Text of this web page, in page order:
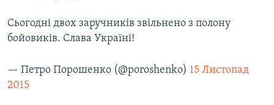
Сьогоднi двох заручникiв звiльнено з полону
бойовикiв. Слава Українi!
— Петро Порошенко (@poroshenko) 15 Листопад
2015